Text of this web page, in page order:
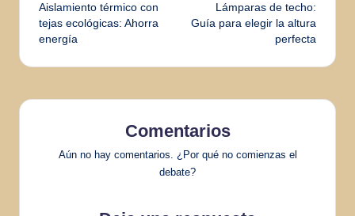
de
entradas
Aislamiento térmico con
tejas ecológicas: Ahorra
energía
Lámparas de techo:
Guía para elegir la altura
perfecta
Comentarios
Aún no hay comentarios. ¿Por qué no comienzas el
debate?